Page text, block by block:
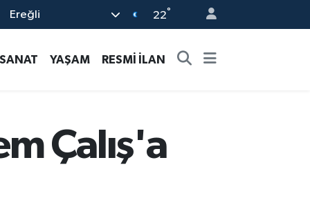
Ereğli 22°
YAŞAM RESMİ İLAN
Çalış'a